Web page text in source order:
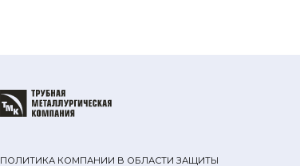
ПОЛИТИКА КОМПАНИИ В ОБЛАСТИ ЗАЩИТЫ